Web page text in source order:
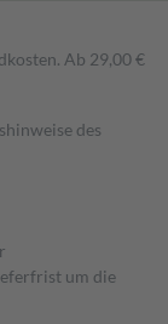
Ab 29,00 €
des
um die